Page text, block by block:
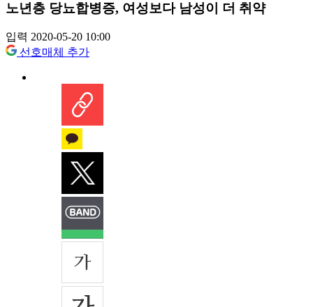
노년층 당뇨합병증, 여성보다 남성이 더 취약
입력 2020-05-20 10:00
선호매체 추가